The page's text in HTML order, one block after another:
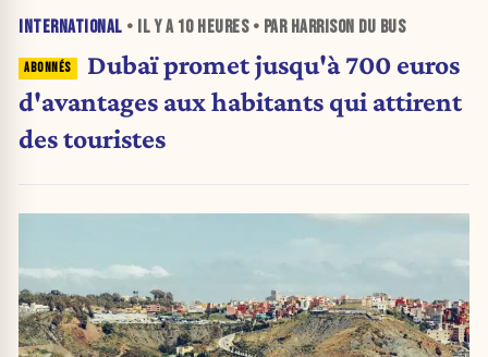
INTERNATIONAL • IL Y A 10 HEURES• PAR HARRISON DU BUS
Dubaï promet jusqu'à 700 euros
d'avantages aux habitants qui attirent
des touristes